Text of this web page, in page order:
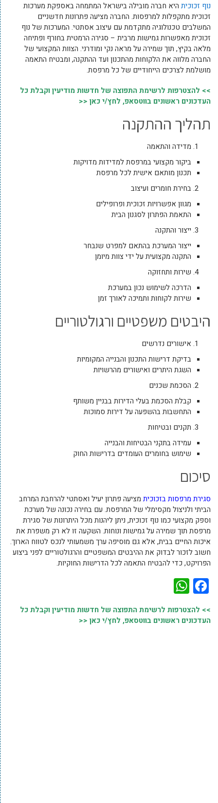
נוף זכוכית היא חברה מובילה בישראל המתמחה באספקת מערכות
זכוכית מתקפלות למרפסות. החברה מציעה פתרונות חדשניים
המשלבים טכנולוגיה מתקדמת עם עיצוב אסתטי. המערכות של נוף
זכוכית מאפשרות גמישות מרבית – סגירה הרמטית בחורף ופתיחה
מלאה בקיץ, תוך שמירה על מראה נקי ומודרני. הצוות המקצועי של
החברה מלווה את הלקוחות מהתכנון ועד ההתקנה, ומבטיח התאמה
מושלמת לצרכים הייחודיים של כל מרפסת.
>> להצטרפות לרשימת התפוצה של חדשות מודיעין וקבלת כל
העדכונים ראשונים בווטסאפ, לחץ/י כאן <<
תהליך ההתקנה
מדידה והתאמה
ביקור מקצועי במרפסת למדידות מדויקות
תכנון מותאם אישית לכל מרפסת
בחירת חומרים ועיצוב
מגוון אפשרויות זכוכית ופרופילים
התאמת הפתרון לסגנון הבית
ייצור והתקנה
ייצור המערכת בהתאם למפרט שנבחר
התקנה מקצועית על ידי צוות מיומן
שירות ותחזוקה
הדרכה לשימוש נכון במערכת
שירות לקוחות ותמיכה לאורך זמן
היבטים משפטיים ורגולטוריים
אישורים נדרשים
בדיקת דרישות התכנון והבנייה המקומיות
השגת היתרים ואישורים מהרשויות
הסכמת שכנים
קבלת הסכמת בעלי הדירות בבניין משותף
התחשבות בהשפעה על דירות סמוכות
תקנים ובטיחות
עמידה בתקני הבטיחות והבנייה
שימוש בחומרים העומדים בדרישות החוק
סיכום
סגירת מרפסות בזכוכית מציעה פתרון יעיל ואסתטי להרחבת המרחב
הביתי ולניצול מקסימלי של המרפסת. עם בחירה נכונה של מערכת
וספק מקצועי כמו נוף זכוכית, ניתן ליהנות מכל היתרונות של סגירת
מרפסת תוך שמירה על גמישות ונוחות. השקעה זו לא רק משפרת את
איכות החיים בבית, אלא גם מוסיפה ערך משמעותי לנכס לטווח הארוך.
חשוב לזכור לבדוק את ההיבטים המשפטיים והרגולטוריים לפני ביצוע
הפרויקט, כדי להבטיח התאמה לכל הדרישות החוקיות.
Facebook
>> להצטרפות לרשימת התפוצה של חדשות מודיעין וקבלת כל
העדכונים ראשונים בווטסאפ, לחץ/י כאן <<